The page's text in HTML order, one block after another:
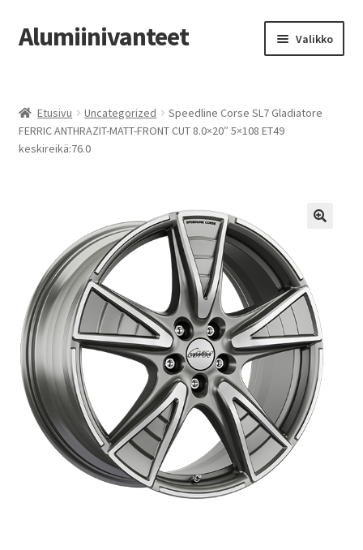
Siirry
navigointiin
Siirry
sisältöön
Alumiinivanteet Valikko
Kauppa
Vanteiden osto-opas
Auton renkaat
Yhteystiedot
Etusivu Uncategorized
Speedline Corse SL7 Gladiatore
FERRIC ANTHRAZIT-MATT-FRONT CUT 8.0×20″ 5×108 ET49
keskireikä:76.0